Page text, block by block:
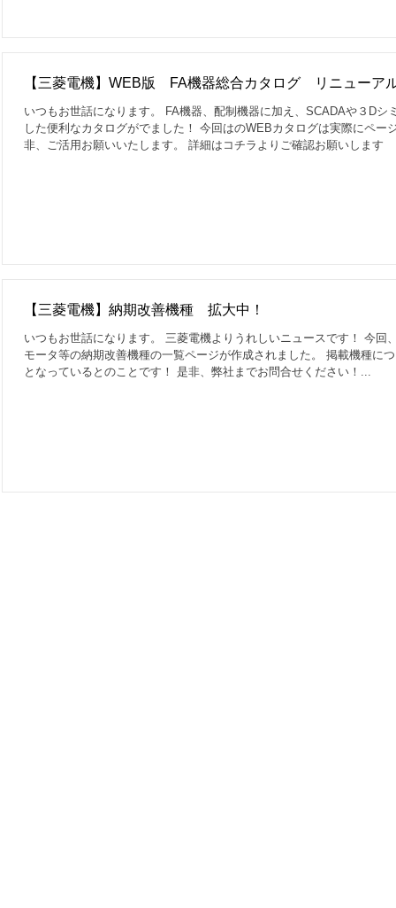
【三菱電機】WEB版 FA機器総合カタログ リニューア
いつもお世話になります。 FA機器、配制機器に加え、SCADAや３Dシ
した便利なカタログがでました！ 今回はのWEBカタログは実際にペー
非、ご活用お願いいたします。 詳細はコチラよりご確認お願いします
【三菱電機】納期改善機種 拡大中！
いつもお世話になります。 三菱電機よりうれしいニュースです！ 今回
モータ等の納期改善機種の一覧ページが作成されました。 掲載機種に
となっているとのことです！ 是非、弊社までお問合せください！...